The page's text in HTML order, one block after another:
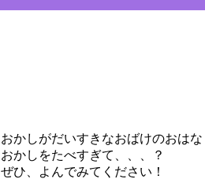
おかしがだいすきなおばけのおは
おかしをたべすぎて、、、？
ぜひ、よんでみてください！